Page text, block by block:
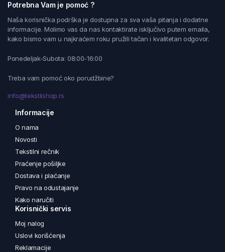
Potrebna Vam je pomoć ?
Naša korisnička podrška je dostupna za sva vaša pitanja i dodatne
informacije. Molimo vas da nas kontaktirate isključivo putem emaila,
kako bismo vam u najkraćem roku pružili tačan i kvalitetan odgovor.
Ponedeljak-Subota: 08:00-16:00
Treba vam pomoć oko porudžbine?
info@tekstilshop.rs
Informacije
O nama
Novosti
Tekstilni rečnik
Praćenje pošiljke
Dostava i plaćanje
Pravo na odustajanje
Kako naručiti
Korisnički servis
Moj nalog
Uslovi korišćenja
Reklamacije